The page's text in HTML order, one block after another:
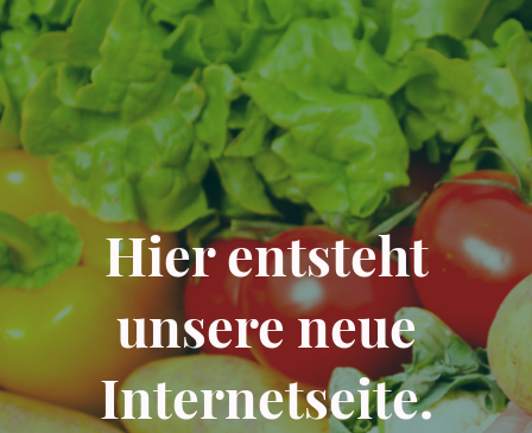
Hier entsteht
unsere neue
Internetseite.